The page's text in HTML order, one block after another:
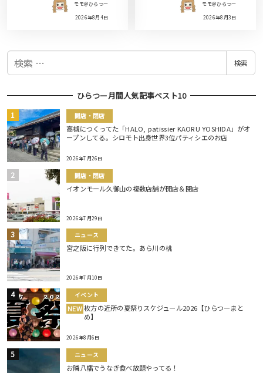
モモ＠ひらつー
2026年8月4日
モモ＠ひらつー
2026年8月3日
検
検索
ひらつー月間人気記事ベスト10
開店・閉店
高槻につくってた「HALO, patissier KAORU YOSHIDA」がオ
ープンしてる。シロモト出身世界3位パティシエのお店
2026年7月26日
開店・閉店
イオンモール久御山の複数店舗が開店＆閉店
2026年7月29日
ニュース
宮之阪に行列できてた。あら川の桃
2026年7月10日
イベント
NEW 枚方の近所の夏祭りスケジュール2026【ひらつーまと
め】
2026年8月6日
ニュース
お隣八幡でうなぎ食べ放題やってる！